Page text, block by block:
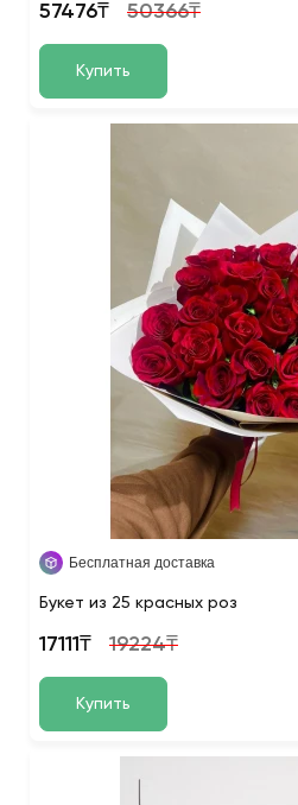
57476₸ 50366₸
Купить
Бесплатная доставка
Букет из 25 красных роз
17111₸ 19224₸
Купить